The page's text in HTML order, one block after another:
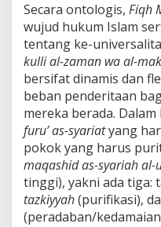
Secara ontologis, Fiqh
wujud hukum Islam
tentang ke-
kulli al-zaman wa al-
bersifat dinamis dan
beban penderitaan
mereka berada.
furu’ as-syariatyang
pokok yang harus
maqashid as-syariah al-
tinggi), yakni ada tiga:
tazkiyyah(purifikasi),
(peradaban/